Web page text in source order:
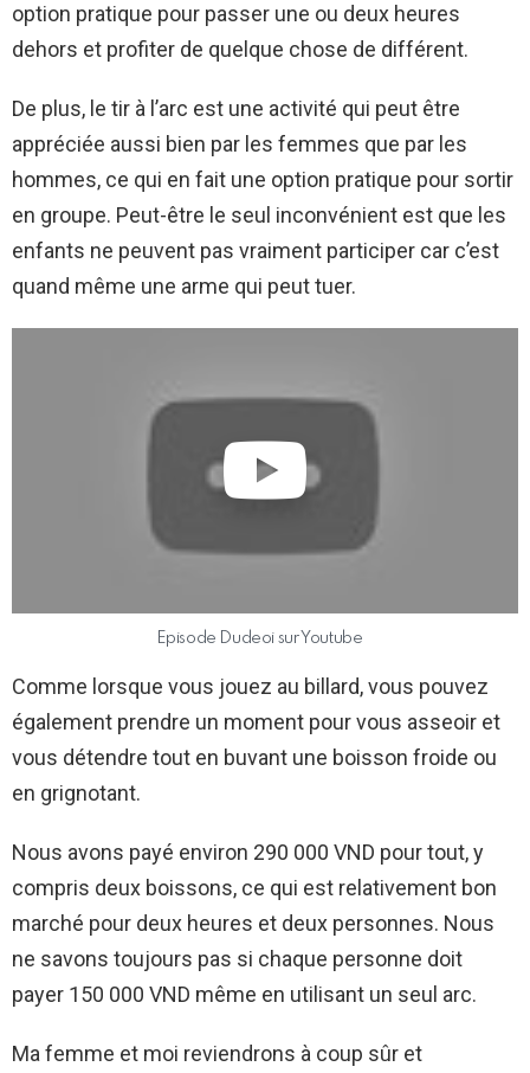
option pratique pour passer une ou deux heures
dehors et profiter de quelque chose de différent.
De plus, le tir à l’arc est une activité qui peut être
appréciée aussi bien par les femmes que par les
hommes, ce qui en fait une option pratique pour sortir
en groupe. Peut-être le seul inconvénient est que les
enfants ne peuvent pas vraiment participer car c’est
quand même une arme qui peut tuer.
Episode Dudeoi sur Youtube
Comme lorsque vous jouez au billard, vous pouvez
également prendre un moment pour vous asseoir et
vous détendre tout en buvant une boisson froide ou
en grignotant.
Nous avons payé environ 290 000 VND pour tout, y
compris deux boissons, ce qui est relativement bon
marché pour deux heures et deux personnes. Nous
ne savons toujours pas si chaque personne doit
payer 150 000 VND même en utilisant un seul arc.
Ma femme et moi reviendrons à coup sûr et